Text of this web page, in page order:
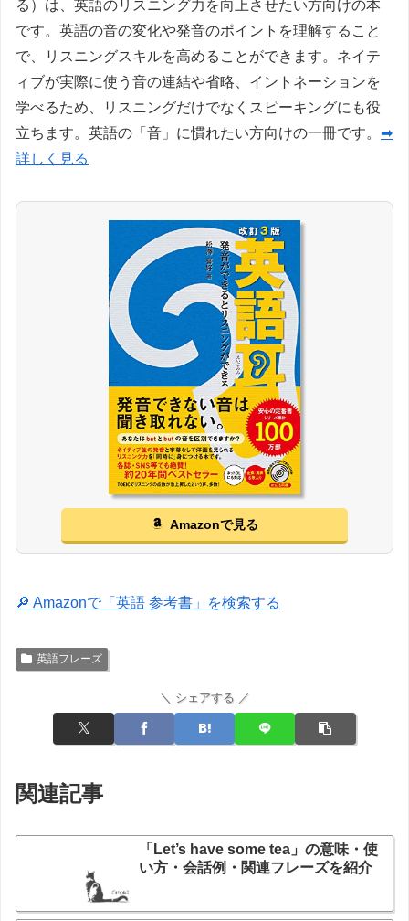
る）は、英語のリスニング力を向上させたい方向けの本
です。英語の音の変化や発音のポイントを理解すること
で、リスニングスキルを高めることができます。ネイテ
ィブが実際に使う音の連結や省略、イントネーションを
学べるため、リスニングだけでなくスピーキングにも役
立ちます。英語の「音」に慣れたい方向けの一冊です。 ➡
詳しく見る
Amazonで見る
🔎 Amazonで「英語 参考書」を検索する
英語フレーズ
＼ シェアする ／
関連記事
「Let’s have some tea」の意味・使
い方・会話例・関連フレーズを紹介